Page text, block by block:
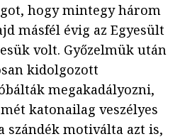
hogy mintegy három
másfél évig az Egyesült
volt. Győzelmük után
kidolgozott
megakadályozni,
katonailag veszélyes
szándék motiválta azt is,